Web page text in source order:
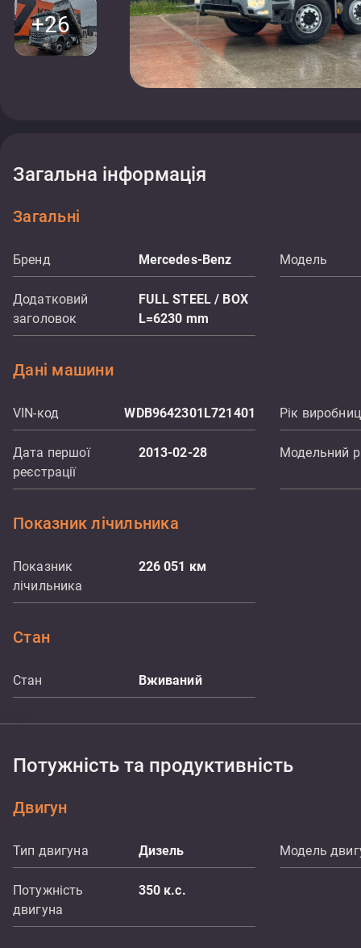
+26
Загальна інформація
Загальні
Бренд Mercedes-Benz Модель
Додатковий
заголовок
FULL STEEL / BOX
L=6230 mm
Дані машини
VIN-код WDB9642301L721401 Рік
Дата першої
реєстрації
2013-02-28 Модельний
Показник лічильника
Показник
лічильника
226 051 км
Стан
Стан Вживаний
Потужність та продуктивність
Двигун
Тип двигуна Дизель Модель
Потужність
двигуна
350 к.с.